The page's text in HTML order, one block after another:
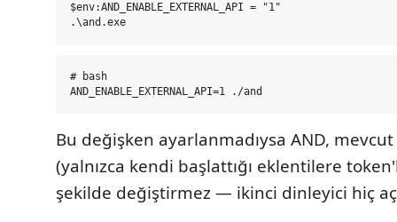
$env:AND_ENABLE_EXTERNAL_API = "1"
# bash
Bu değişken ayarlanmadıysa AND, mevcut
(yalnızca kendi başlattığı eklentilere
şekilde değiştirmez — ikinci dinleyici hiç